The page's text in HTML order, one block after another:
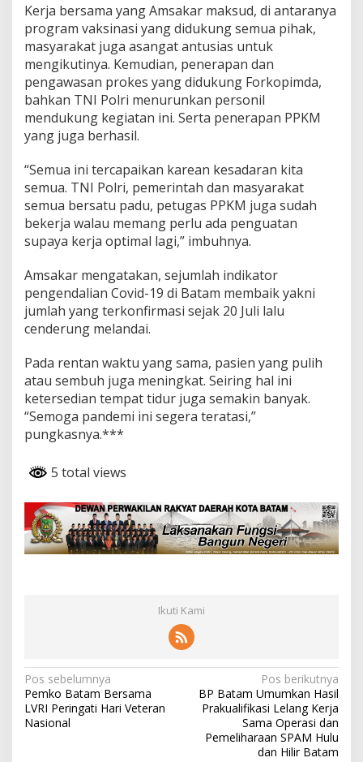
Kerja bersama yang Amsakar maksud, di antaranya
program vaksinasi yang didukung semua pihak,
masyarakat juga asangat antusias untuk
mengikutinya. Kemudian, penerapan dan
pengawasan prokes yang didukung Forkopimda,
bahkan TNI Polri menurunkan personil
mendukung kegiatan ini. Serta penerapan PPKM
yang juga berhasil.
“Semua ini tercapaikan karean kesadaran kita
semua. TNI Polri, pemerintah dan masyarakat
semua bersatu padu, petugas PPKM juga sudah
bekerja walau memang perlu ada penguatan
supaya kerja optimal lagi,” imbuhnya.
Amsakar mengatakan, sejumlah indikator
pengendalian Covid-19 di Batam membaik yakni
jumlah yang terkonfirmasi sejak 20 Juli lalu
cenderung melandai.
Pada rentan waktu yang sama, pasien yang pulih
atau sembuh juga meningkat. Seiring hal ini
ketersedian tempat tidur juga semakin banyak.
“Semoga pandemi ini segera teratasi,”
pungkasnya.***
5 total views
Ikuti Kami
N
a
v
Pos sebelumnya
Pemko Batam Bersama
LVRI Peringati Hari Veteran
Nasional
Pos berikutnya
BP Batam Umumkan Hasil
Prakualifikasi Lelang Kerja
Sama Operasi dan
Pemeliharaan SPAM Hulu
dan Hilir Batam